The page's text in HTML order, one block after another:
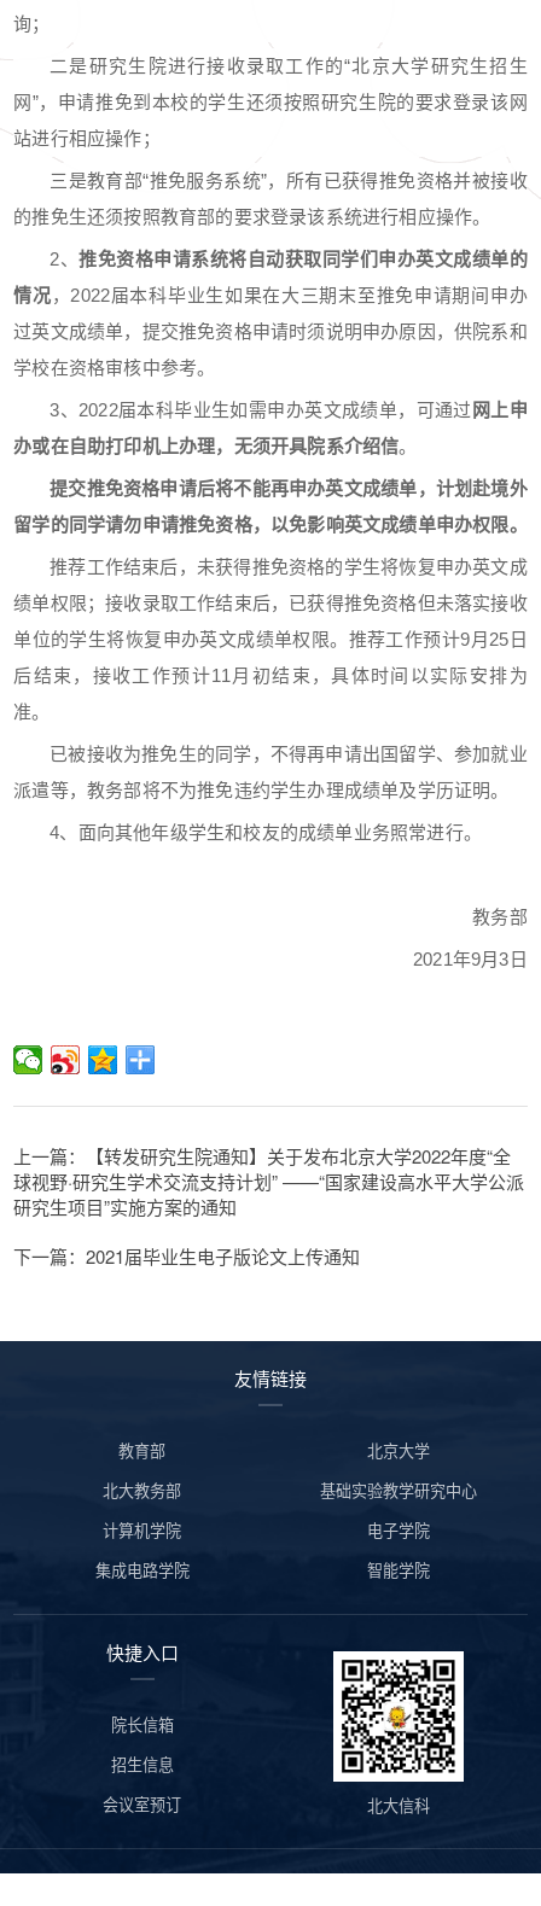
询；
二是研究生院进行接收录取工作的“北京大学研究生招生
网”，申请推免到本校的学生还须按照研究生院的要求登录该网
站进行相应操作；
三是教育部“推免服务系统”，所有已获得推免资格并被接收
的推免生还须按照教育部的要求登录该系统进行相应操作。
2、推免资格申请系统将自动获取同学们申办英文成绩单的
情况，2022届本科毕业生如果在大三期末至推免申请期间申办
过英文成绩单，提交推免资格申请时须说明申办原因，供院系和
学校在资格审核中参考。
3、2022届本科毕业生如需申办英文成绩单，可通过 网上申
办或在自助打印机上办理，无须开具院系介绍信。
提交推免资格申请后将不能再申办英文成绩单，计划赴境外
留学的同学请勿申请推免资格，以免影响英文成绩单申办权限。
推荐工作结束后，未获得推免资格的学生将恢复申办英文成
绩单权限；接收录取工作结束后，已获得推免资格但未落实接收
单位的学生将恢复申办英文成绩单权限。推荐工作预计9月25日
后结束，接收工作预计11月初结束，具体时间以实际安排为
准。
已被接收为推免生的同学，不得再申请出国留学、参加就业
派遣等，教务部将不为推免违约学生办理成绩单及学历证明。
4、面向其他年级学生和校友的成绩单业务照常进行。
教务部
2021年9月3日
上一篇：【转发研究生院通知】关于发布北京大学2022年度“全
球视野·研究生学术交流支持计划” ——“国家建设高水平大学公派
研究生项目”实施方案的通知
下一篇：2021届毕业生电子版论文上传通知
友情链接
教育部
北京大学
北大教务部
基础实验教学研究中心
计算机学院
电子学院
集成电路学院
智能学院
北大信科
快捷入口
院长信箱
招生信息
会议室预订